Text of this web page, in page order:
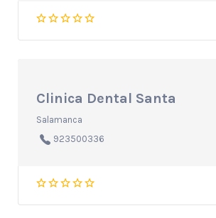
Clinica Dental Santa
Salamanca
923500336